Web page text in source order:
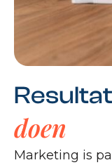
doen
Marketing is